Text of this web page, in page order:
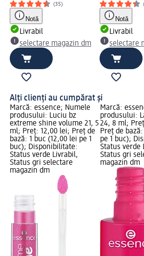
(35)
Notă
Livrabil
selectare magazin dm
Notă
Livrabil
selectare
Alți clienți au cumpărat și
Marcă: essence; Numele
produsului: Luciu bz
extreme shine volume 21, 5
ml; Preț: 12,00 lei; Preț de
bază: 1 buc (12,00 lei pe 1
buc); Disponibilitate:
Status verde Livrabil,
Status gri selectare
magazin dm
Marcă:
produsului:
24, 8 ml;
Preț de
pe 1 buc);
Status verde
Status gri
magazin dm